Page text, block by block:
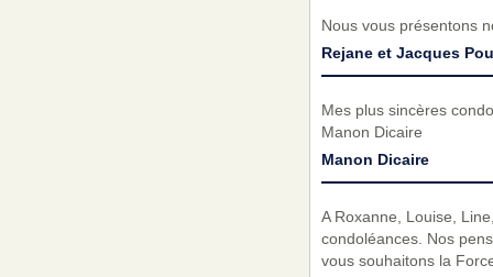
Nous vous présentons
Rejane et Jacques
Mes plus sincères
Manon Dicaire
Manon Dicaire
A Roxanne, Louise,
condoléances. Nos
vous souhaitons la